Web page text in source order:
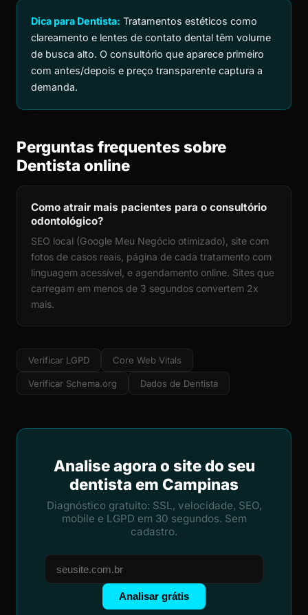
Dica para Dentista: Tratamentos estéticos como
clareamento e lentes de contato dental têm volume
de busca alto. O consultório que aparece primeiro
com antes/depois e preço transparente captura a
demanda.
Perguntas frequentes sobre
Dentista online
Como atrair mais pacientes para o consultório
odontológico?
SEO local (Google Meu Negócio otimizado), site com
fotos de casos reais, página de cada tratamento com
linguagem acessível, e agendamento online. Sites que
carregam em menos de 3 segundos convertem 2x
mais.
Verificar LGPD Core Web Vitals
Verificar Schema.org Dados de Dentista
Analise agora o site do seu
dentista em Campinas
Diagnóstico gratuito: SSL, velocidade, SEO,
mobile e LGPD em 30 segundos. Sem
cadastro.
Analisar grátis